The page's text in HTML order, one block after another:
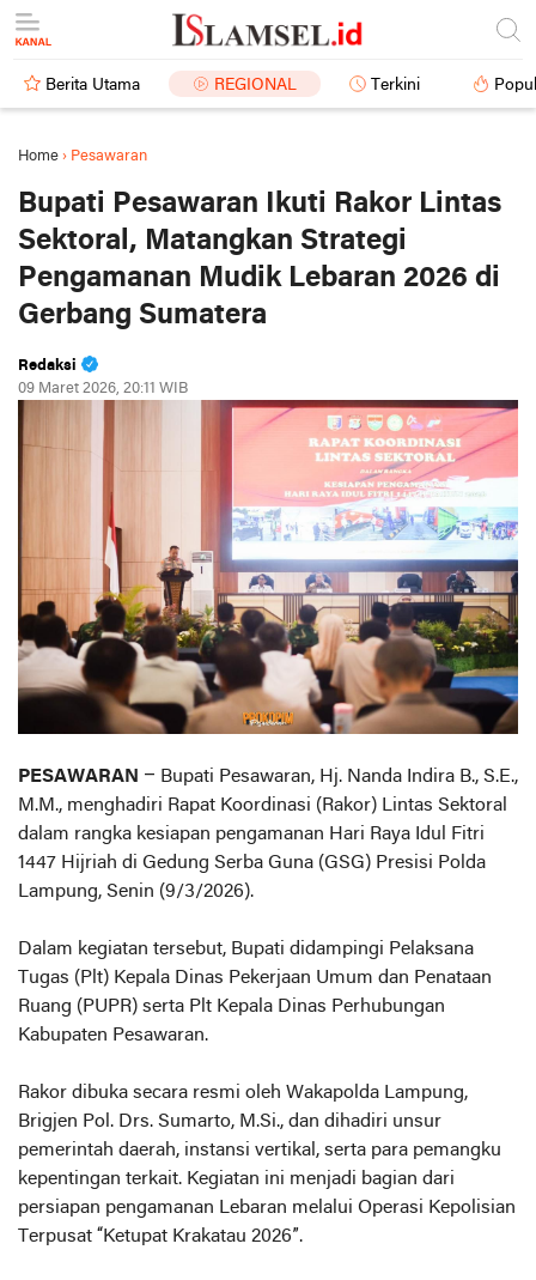
Berita Utama REGIONAL Terkini
Home › Pesawaran
Bupati Pesawaran Ikuti Rakor Lintas
Sektoral, Matangkan Strategi
Pengamanan Mudik Lebaran 2026 di
Gerbang Sumatera
Redaksi
09 Maret 2026, 20:11 WIB
PESAWARAN – Bupati Pesawaran, Hj. Nanda Indira B., S.E.,
M.M., menghadiri Rapat Koordinasi (Rakor) Lintas Sektoral
dalam rangka kesiapan pengamanan Hari Raya Idul Fitri
1447 Hijriah di Gedung Serba Guna (GSG) Presisi Polda
Lampung, Senin (9/3/2026).
Dalam kegiatan tersebut, Bupati didampingi Pelaksana
Tugas (Plt) Kepala Dinas Pekerjaan Umum dan Penataan
Ruang (PUPR) serta Plt Kepala Dinas Perhubungan
Kabupaten Pesawaran.
Rakor dibuka secara resmi oleh Wakapolda Lampung,
Brigjen Pol. Drs. Sumarto, M.Si., dan dihadiri unsur
pemerintah daerah, instansi vertikal, serta para pemangku
kepentingan terkait. Kegiatan ini menjadi bagian dari
persiapan pengamanan Lebaran melalui Operasi Kepolisian
Terpusat “Ketupat Krakatau 2026”.